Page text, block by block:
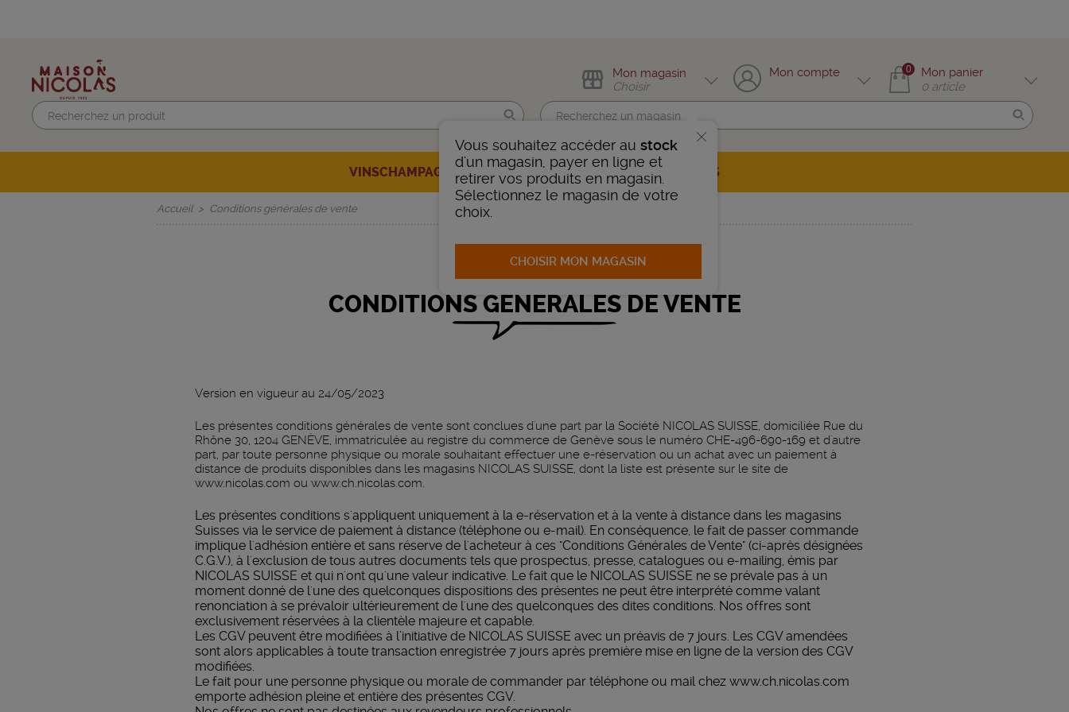
Trouvez-moi !
Mon magasin
Choisir
Vous souhaitez accéder au stock
d'un magasin, payer en ligne et
retirer vos produits en magasin.
Sélectionnez le magasin de votre
choix.
CHOISIR MON MAGASIN
Mon compte 0
Mon panier
0 article
VINSCHAMPAGNESSPIRITUEUXBIÈRESBONS PLANS AUTRES
Accueil Conditions générales de vente
CONDITIONS GÉNÉRALES DE VENTE
Version en vigueur au 24/05/2023
Les présentes conditions générales de vente sont conclues d'une part par la Société NICOLAS SUISSE, domiciliée Rue du
Rhône 30, 1204 GENÈVE, immatriculée au registre du commerce de Genève sous le numéro CHE-496-690-169 et d'autre
part, par toute personne physique ou morale souhaitant effectuer une e-réservation ou un achat avec un paiement à
distance de produits disponibles dans les magasins NICOLAS SUISSE, dont la liste est présente sur le site de
www.nicolas.com ou www.ch.nicolas.com
Les présentes conditions s'appliquent uniquement à la e-réservation et à la vente à distance dans les magasins
Suisses via le service de paiement à distance (téléphone ou e-mail). En conséquence, le fait de passer commande
implique l'adhésion entière et sans réserve de l'acheteur à ces "Conditions Générales de Vente" (ci-après désignées
C.G.V.), à l'exclusion de tous autres documents tels que prospectus, presse, catalogues ou e-mailing, émis par
NICOLAS SUISSE et qui n'ont qu'une valeur indicative. Le fait que le NICOLAS SUISSE ne se prévale pas à un
moment donné de l'une des quelconques dispositions des présentes ne peut être interprété comme valant
renonciation à se prévaloir ultérieurement de l'une des quelconques des dites conditions. Nos offres sont
exclusivement réservées à la clientèle majeure et capable.
Les CGV peuvent être modifiées à l’initiative de NICOLAS SUISSE avec un préavis de 7 jours. Les CGV amendées
sont alors applicables à toute transaction enregistrée 7 jours après première mise en ligne de la version des CGV
modifiées.
Le fait pour une personne physique ou morale de commander par téléphone ou mail chez www.ch.nicolas.com
emporte adhésion pleine et entière des présentes CGV.